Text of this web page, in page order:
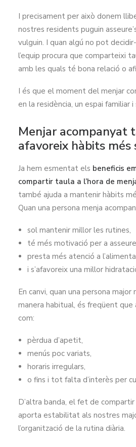
I precisament per això donem
nostres residents puguin
vulguin. I quan algú no pot
l’equip procura que comparteixi
amb les quals té bona relació o
I és que el moment del menjar
en la residència, un espai familiar i
Menjar acompanyat
afavoreix hàbits
Ja hem esmentat els beneficis
compartir taula a l’hora de
també ajuda a mantenir hàbits
Quan una persona menja
sol mantenir millor les rutines,
té més motivació per a
presta més atenció a
i s’afavoreix una millor
En canvi, quan una persona major
manera habitual, és freqüent que
com:
pèrdua d’apetit,
menús poc variats,
horaris irregulars,
o fins i tot falta d’interès per
D’altra banda, el fet de compartir
aporta estabilitat als nostres
l’organització de la rutina diària.